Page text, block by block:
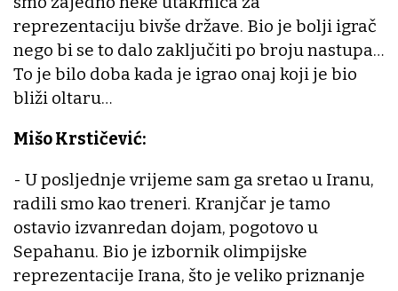
reprezentaciju bivše države. Bio je bolji igrač
nego bi se to dalo zaključiti po broju nastupa…
To je bilo doba kada je igrao onaj koji je bio
bliži oltaru…
Mišo Krstičević:
- U posljednje vrijeme sam ga sretao u Iranu,
radili smo kao treneri. Kranjčar je tamo
ostavio izvanredan dojam, pogotovo u
Sepahanu. Bio je izbornik olimpijske
reprezentacije Irana, što je veliko priznanje